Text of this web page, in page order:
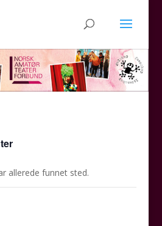
allerede funnet sted.